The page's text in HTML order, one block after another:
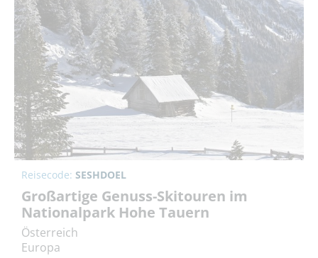
Reisecode: SESHDOEL
Großartige Genuss-Skitouren im
Nationalpark Hohe Tauern
Österreich
Europa